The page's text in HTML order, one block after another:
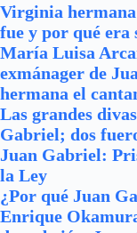
Virginia
fue y por qué era
María Luisa
exmánager de
hermana el
Las grandes
Gabriel; dos
Juan Gabriel:
la Ley
¿Por qué Juan
Enrique